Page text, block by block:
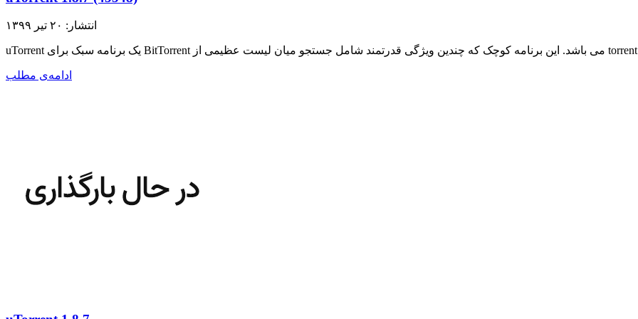
انتشار: ۲۰ تیر ۱۳۹۹
ادامه‌ی مطلب